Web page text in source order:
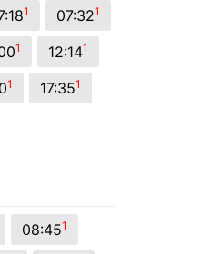
1 07:321
1 12:141
1 17:351
08:451